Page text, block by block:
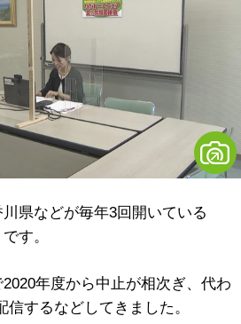
県などが毎年3回開いている
す。
年度から中止が相次ぎ、代わ
信するなどしてきました。